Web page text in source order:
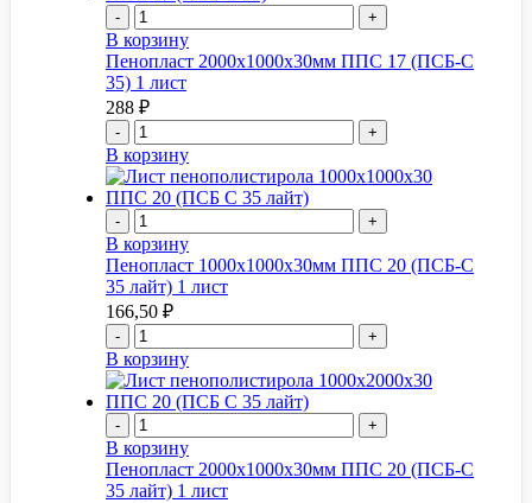
- +
В корзину
Пенопласт 2000x1000x30мм ППС 17 (ПСБ-С
35) 1 лист
288 ₽
- +
В корзину
- +
В корзину
Пенопласт 1000x1000x30мм ППС 20 (ПСБ-С
35 лайт) 1 лист
166,50 ₽
- +
В корзину
- +
В корзину
Пенопласт 2000x1000x30мм ППС 20 (ПСБ-С
35 лайт) 1 лист